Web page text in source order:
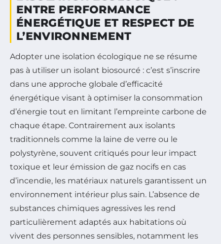
ENTRE PERFORMANCE
ÉNERGÉTIQUE ET RESPECT DE
L’ENVIRONNEMENT
Adopter une isolation écologique ne se résume
pas à utiliser un isolant biosourcé : c’est s’inscrire
dans une approche globale d’efficacité
énergétique visant à optimiser la consommation
d’énergie tout en limitant l’empreinte carbone de
chaque étape. Contrairement aux isolants
traditionnels comme la laine de verre ou le
polystyrène, souvent critiqués pour leur impact
toxique et leur émission de gaz nocifs en cas
d’incendie, les matériaux naturels garantissent un
environnement intérieur plus sain. L’absence de
substances chimiques agressives les rend
particulièrement adaptés aux habitations où
vivent des personnes sensibles, notamment les